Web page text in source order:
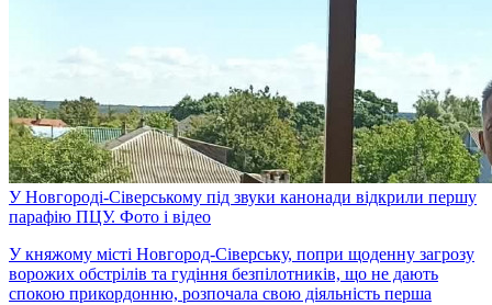
У Новгороді-Сіверському під звуки канонади відкрили першу
парафію ПЦУ. Фото і відео
У княжому місті Новгород-Сіверську, попри щоденну загрозу
ворожих обстрілів та гудіння безпілотників, що не дають
спокою прикордонню, розпочала свою діяльність перша